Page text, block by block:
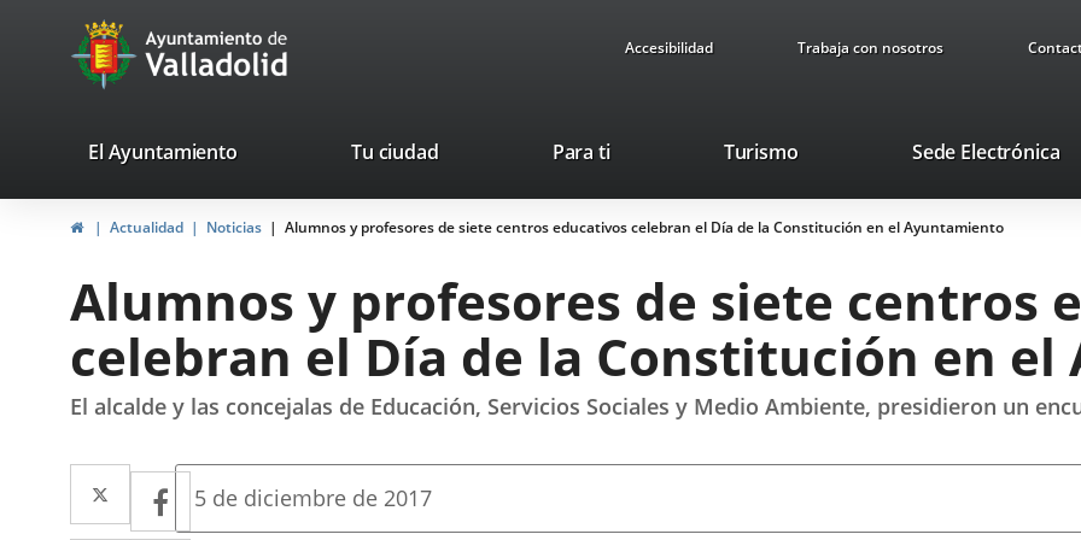
Portal
Web
Ayuntamiento
de
Accesibilidad Trabaja con nosotros
valladolid.es
El Ayuntamiento Tu ciudad Para ti TurismoThis
will
open
pop-
window.
Sede Electrónica
HomeActualidad Noticias Alumnos y profesores de siete centros educativos celebran el Día de la Constitución en el Ayuntamiento
Alumnos y profesores de siete centros
celebran el Día de la Constitución en
El alcalde y las concejalas de Educación, Servicios Sociales y Medio Ambiente, presidieron un
Twitter
Enlace
a
Facebook
Enlace
Fecha
5 de diciembre de 2017